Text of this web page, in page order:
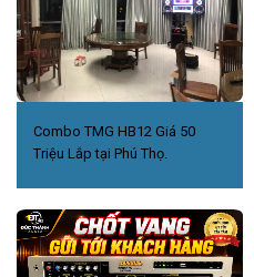
Combo TMG HB12 Giá 50
Triệu Lắp tại Phú Thọ.